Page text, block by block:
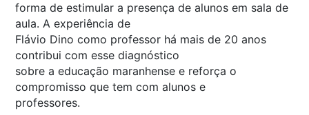
forma de estimular a presença de alunos em sala de
aula. A experiência de
Flávio Dino como professor há mais de 20 anos
contribui com esse diagnóstico
sobre a educação maranhense e reforça o
compromisso que tem com alunos e
professores.